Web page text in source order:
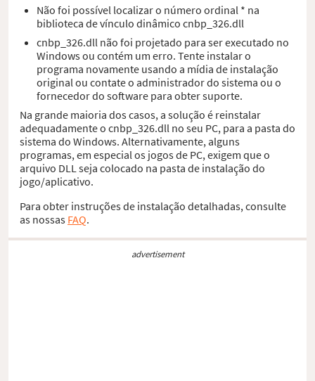
Não foi possível localizar o número ordinal * na
biblioteca de vínculo dinâmico cnbp_326.dll
cnbp_326.dll não foi projetado para ser executado no
Windows ou contém um erro. Tente instalar o
programa novamente usando a mídia de instalação
original ou contate o administrador do sistema ou o
fornecedor do software para obter suporte.
Na grande maioria dos casos, a solução é reinstalar
adequadamente o cnbp_326.dll no seu PC, para a pasta do
sistema do Windows. Alternativamente, alguns
programas, em especial os jogos de PC, exigem que o
arquivo DLL seja colocado na pasta de instalação do
jogo/aplicativo.
Para obter instruções de instalação detalhadas, consulte
as nossas FAQ.
advertisement